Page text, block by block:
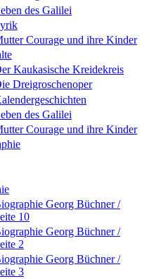
des Galilei
Courage und ihre Kinder
Kaukasische Kreidekreis
Dreigroschenoper
des Galilei
Courage und ihre Kinder
Georg Büchner /
10
Georg Büchner /
2
Georg Büchner /
3